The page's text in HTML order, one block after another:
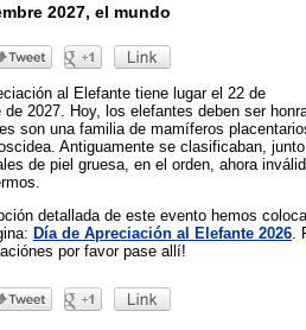
2027, el mundo
al Elefante tiene lugar el 22 de
de 2027. Hoy, los elefantes deben ser
son una familia de mamíferos
Antiguamente se clasificaban,
de piel gruesa, en el orden, ahora
detallada de este evento hemos
Día de Apreciación al Elefante 2026
por favor pase allí!